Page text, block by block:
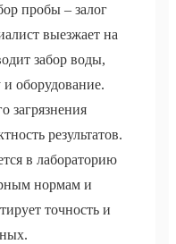
пробы – залог
выезжает на
забор воды,
оборудование.
загрязнения
результатов.
в лабораторию
нормам и
точность и